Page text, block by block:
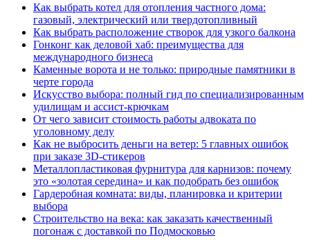
Как выбрать котел для отопления частного дома:
газовый, электрический или твердотопливный
Как выбрать расположение створок для узкого балкона
Гонконг как деловой хаб: преимущества для
международного бизнеса
Каменные ворота и не только: природные памятники в
черте города
Искусство выбора: полный гид по специализированным
удилищам и ассист-крючкам
От чего зависит стоимость работы адвоката по
уголовному делу
Как не выбросить деньги на ветер: 5 главных ошибок
при заказе 3D-стикеров
Металлопластиковая фурнитура для карнизов: почему
это «золотая середина» и как подобрать без ошибок
Гардеробная комната: виды, планировка и критерии
выбора
Строительство на века: как заказать качественный
погонаж с доставкой по Подмосковью